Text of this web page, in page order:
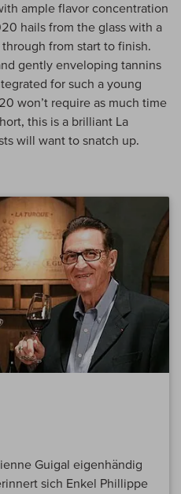
ample flavor concentration
hails from the glass with a
from start to finish.
gently enveloping tannins
for such a young
won’t require as much time
this is a brilliant La
will want to snatch up.
Guigal eigenhändig
sich Enkel Phillippe